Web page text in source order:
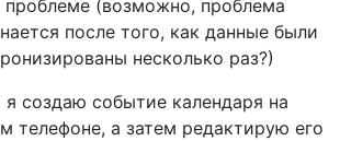
проблеме (возможно, проблема
после того, как данные были
несколько раз?)
я создаю событие календаря на
телефоне, а затем редактирую его